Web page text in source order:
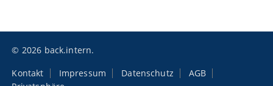
© 2026 back.intern.
Kontakt
Impressum Datenschutz
AGB